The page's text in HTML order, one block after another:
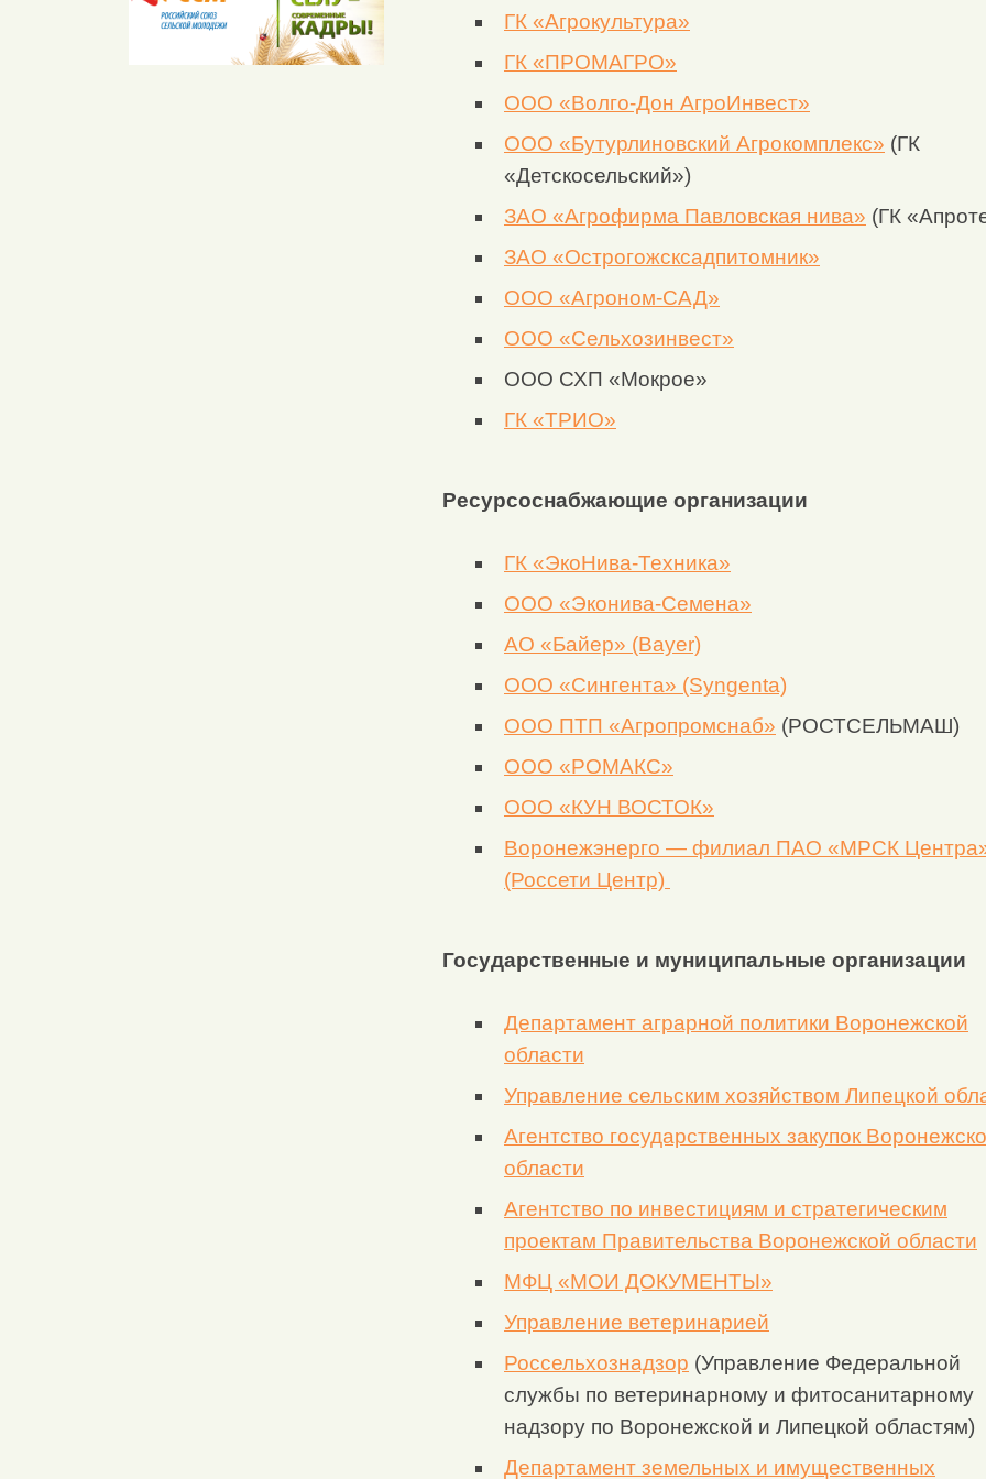
ГК «Агрокультура»
ГК «ПРОМАГРО»
ООО «Волго-Дон АгроИнвест»
ООО «Бутурлиновский Агрокомплекс» (ГК
«Детскосельский»)
ЗАО «Агрофирма Павловская нива» (ГК
ЗАО «Острогожсксадпитомник»
ООО «Агроном-САД»
ООО «Сельхозинвест»
ООО СХП «Мокрое»
ГК «ТРИО»
Ресурсоснабжающие организации
ГК «ЭкоНива-Техника»
ООО «Эконива-Семена»
АО «Байер» (Bayer)
ООО «Сингента» (Syngenta)
ООО ПТП «Агропромснаб» (РОСТСЕЛЬМАШ)
ООО «РОМАКС»
ООО «КУН ВОСТОК»
Воронежэнерго — филиал ПАО «МРСК
(Россети Центр)
Государственные и муниципальные организации
Департамент аграрной политики Воронежской
области
Управление сельским хозяйством Липецкой
Агентство государственных закупок
области
Агентство по инвестициям и стратегическим
проектам Правительства Воронежской области
МФЦ «МОИ ДОКУМЕНТЫ»
Управление ветеринарией
Россельхознадзор (Управление Федеральной
службы по ветеринарному и фитосанитарному
надзору по Воронежской и Липецкой областям)
Департамент земельных и имущественных